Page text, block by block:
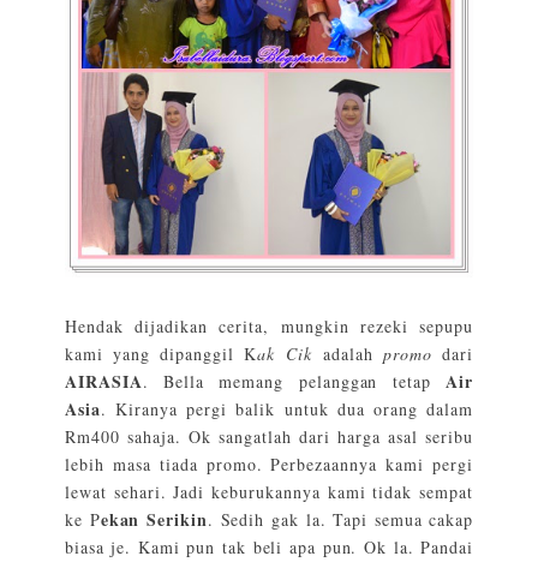
Hendak dijadikan cerita, mungkin rezeki sepupu
kami yang dipanggil Kak Cik adalah promo dari
AIRASIA. Bella memang pelanggan tetapAir
Asia. Kiranya pergi balik untuk dua orang dalam
Rm400 sahaja. Ok sangatlah dari harga asal seribu
lebih masa tiada promo. Perbezaannya kami pergi
lewat sehari. Jadi keburukannya kami tidak sempat
ke Pekan Serikin. Sedih gak la. Tapi semua cakap
biasa je. Kami pun tak beli apa pun. Ok la. Pandai